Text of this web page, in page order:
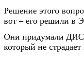
Решение этого
вот – его решили в
Они придумали
который не